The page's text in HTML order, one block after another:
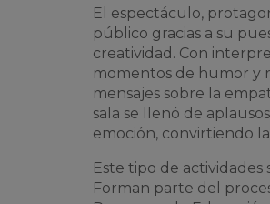
El espectáculo,
público gracias a su
creatividad. Con
momentos de humor y
mensajes sobre la
sala se llenó de
emoción, convirtiendo
Este tipo de
Forman parte del